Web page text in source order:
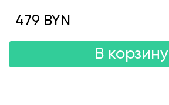
479 BYN
В корзину